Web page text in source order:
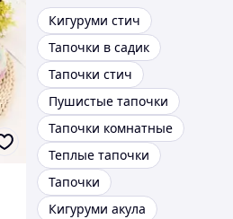
Кигуруми стич
Тапочки в садик
Тапочки стич
Пушистые тапочки
Тапочки комнатные
Теплые тапочки
Тапочки
Кигуруми акула